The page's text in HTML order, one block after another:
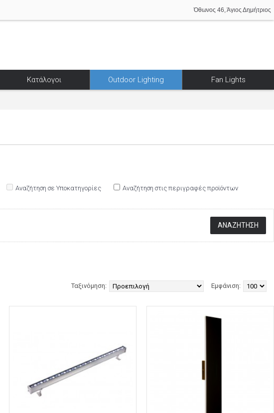
Όθωνος 46, Άγιος Δημήτριος
Κατάλογοι Outdoor Lighting Fan Lights
Αναζήτηση σε Υποκατηγορίες Αναζήτηση στις περιγραφές προϊόντων
Εμφάνιση:
Ταξινόμηση: